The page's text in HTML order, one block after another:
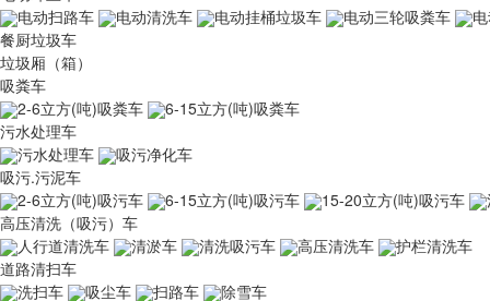
电动扫路车
电动清洗车 电动挂桶垃圾车 电动三轮吸粪车
餐厨垃圾车
垃圾厢（箱）
吸粪车
2-6立方(吨)吸粪车
6-15立方(吨)吸粪车
污水处理车
污水处理车
吸污净化车
吸污.污泥车
2-6立方(吨)吸污车
6-15立方(吨)吸污车 15-20立方(吨)吸污车
高压清洗（吸污）车
人行道清洗车
清淤车 清洗吸污车 高压清洗车
护栏清洗车
道路清扫车
洗扫车
吸尘车 扫路车
除雪车